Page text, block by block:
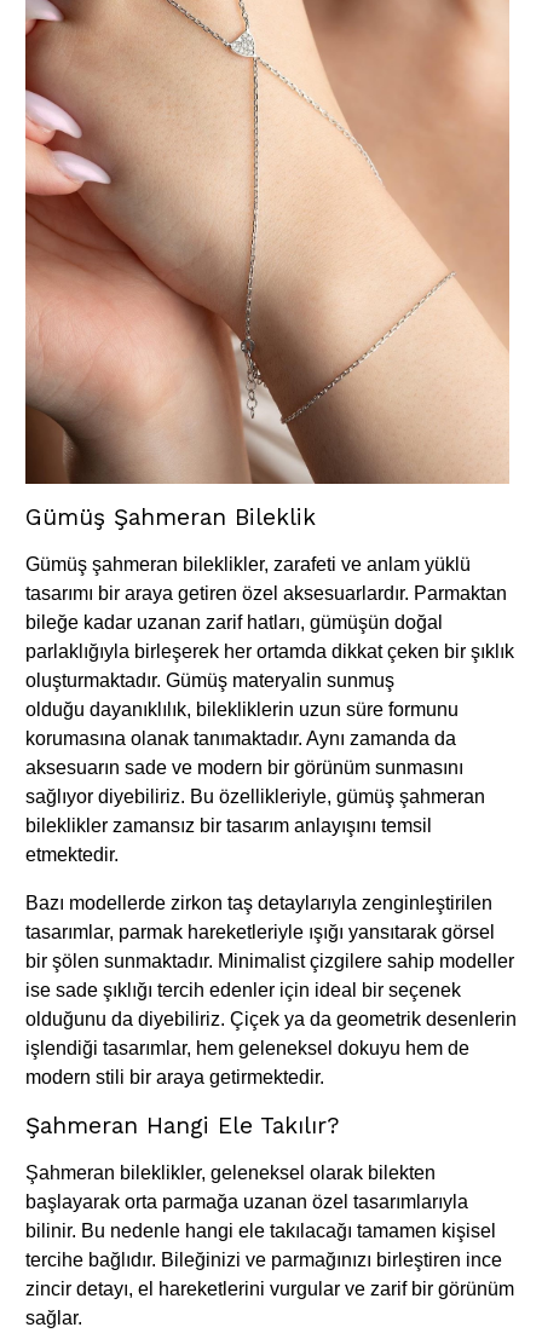
Gümüş Şahmeran Bileklik
Gümüş şahmeran bileklikler, zarafeti ve anlam yüklü
tasarımı bir araya getiren özel aksesuarlardır. Parmaktan
bileğe kadar uzanan zarif hatları, gümüşün doğal
parlaklığıyla birleşerek her ortamda dikkat çeken bir şıklık
oluşturmaktadır. Gümüş materyalin sunmuş
olduğu dayanıklılık, bilekliklerin uzun süre formunu
korumasına olanak tanımaktadır. Aynı zamanda da
aksesuarın sade ve modern bir görünüm sunmasını
sağlıyor diyebiliriz. Bu özellikleriyle, gümüş şahmeran
bileklikler zamansız bir tasarım anlayışını temsil
etmektedir.
Bazı modellerde zirkon taş detaylarıyla zenginleştirilen
tasarımlar, parmak hareketleriyle ışığı yansıtarak görsel
bir şölen sunmaktadır. Minimalist çizgilere sahip modeller
ise sade şıklığı tercih edenler için ideal bir seçenek
olduğunu da diyebiliriz. Çiçek ya da geometrik desenlerin
işlendiği tasarımlar, hem geleneksel dokuyu hem de
modern stili bir araya getirmektedir.
Şahmeran Hangi Ele Takılır?
Şahmeran bileklikler, geleneksel olarak bilekten
başlayarak orta parmağa uzanan özel tasarımlarıyla
bilinir. Bu nedenle hangi ele takılacağı tamamen kişisel
tercihe bağlıdır. Bileğinizi ve parmağınızı birleştiren ince
zincir detayı, el hareketlerini vurgular ve zarif bir görünüm
sağlar.